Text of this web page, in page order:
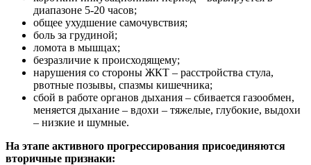
диапазоне 5-20 часов;
общее ухудшение самочувствия;
боль за грудиной;
ломота в мышцах;
безразличие к происходящему;
нарушения со стороны ЖКТ – расстройства стула,
рвотные позывы, спазмы кишечника;
сбой в работе органов дыхания – сбивается газообмен,
меняется дыхание – вдохи – тяжелые, глубокие, выдохи
– низкие и шумные.
На этапе активного прогрессирования присоединяются
вторичные признаки: